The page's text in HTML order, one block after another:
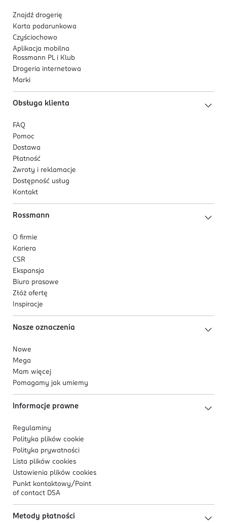
Znajdź drogerię
Karta podarunkowa
Czyściochowo
Aplikacja mobilna
Rossmann PL i Klub
Drogeria internetowa
Marki
Obsługa klienta
FAQ
Pomoc
Dostawa
Płatność
Zwroty i reklamacje
Dostępność usług
Kontakt
Rossmann
O firmie
Kariera
CSR
Ekspansja
Biuro prasowe
Złóż ofertę
Inspiracje
Nasze oznaczenia
Nowe
Mega
Mam więcej
Pomagamy jak umiemy
Informacje prawne
Regulaminy
Polityka plików cookie
Polityka prywatności
Lista plików cookies
Ustawienia plików cookies
Punkt kontaktowy/ Point
of contact DSA
Metody płatności